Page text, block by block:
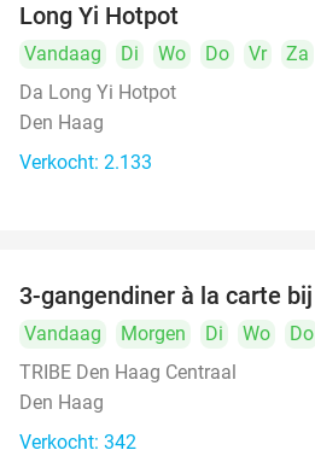
Long Yi Hotpot
Vandaag Di Wo Do Vr
Za
Da Long Yi Hotpot
Den Haag
Verkocht: 2.133
3-gangendiner à la carte
Vandaag Morgen Di Wo Do
TRIBE Den Haag Centraal
Den Haag
Verkocht: 342